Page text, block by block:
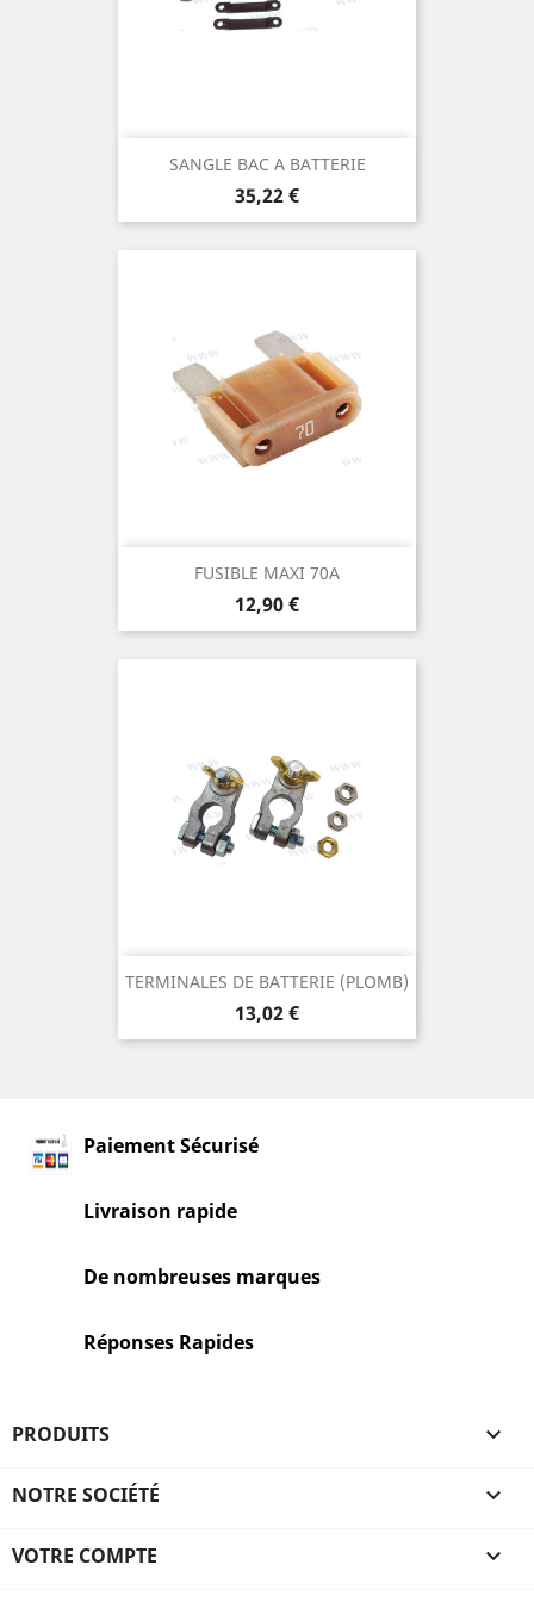
SANGLE BAC A BATTERIE
Prix
35,22 €
FUSIBLE MAXI 70A
Prix
12,90 €
TERMINALES DE BATTERIE (PLOMB)
Prix
13,02 €
Paiement Sécurisé
Livraison rapide
De nombreuses marques
Réponses Rapides
PRODUITS 
NOTRE SOCIÉTÉ 
VOTRE COMPTE 